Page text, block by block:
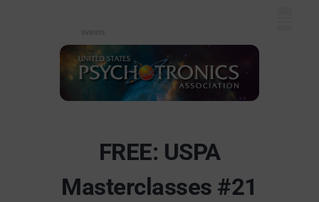
FREE: USPA
Masterclasses #21